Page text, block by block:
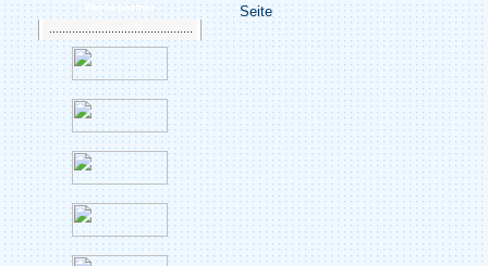
Werbepartner Seite